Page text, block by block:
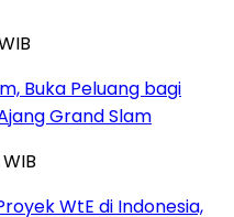
Buka Peluang bagi
Grand Slam
WtE di Indonesia,